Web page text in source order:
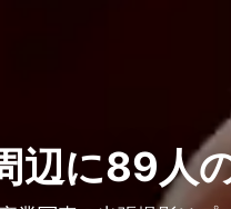
辺に89人